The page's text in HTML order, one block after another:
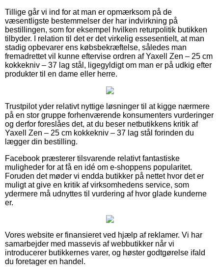
Tillige går vi ind for at man er opmærksom på de
væsentligste bestemmelser der har indvirkning på
bestillingen, som for eksempel hvilken returpolitik butikken
tilbyder. I relation til det er det virkelig essesentielt, at man
stadig opbevarer ens købsbekræftelse, således man
fremadrettet vil kunne eftervise ordren af Yaxell Zen – 25 cm
kokkekniv – 37 lag stål, ligegyldigt om man er på udkig efter
produkter til en dame eller herre.
Trustpilot yder relativt nyttige løsninger til at kigge nærmere
på en stor gruppe forhenværende konsumenters vurderinger
og derfor foreslåes det, at du beser netbutikkens kritik af
Yaxell Zen – 25 cm kokkekniv – 37 lag stål forinden du
lægger din bestilling.
Facebook præsterer tilsvarende relativt fantastiske
muligheder for at få en idé om e-shoppens popularitet.
Foruden det møder vi endda butikker på nettet hvor det er
muligt at give en kritik af virksomhedens service, som
ydermere må udnyttes til vurdering af hvor glade kunderne
er.
Vores website er finansieret ved hjælp af reklamer. Vi har
samarbejder med massevis af webbutikker når vi
introducerer butikkernes varer, og høster godtgørelse ifald
du foretager en handel.